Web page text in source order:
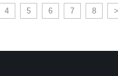
4 5 6 7 8 >